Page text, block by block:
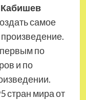
самое
первым по
и по
стран мира от